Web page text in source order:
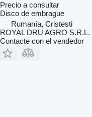
Precio a consultar
Disco de embrague
Rumanía, Cristesti
ROYAL DRU AGRO S.R.L.
Contacte con el vendedor